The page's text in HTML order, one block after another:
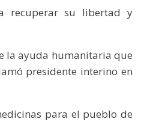
recuperar su libertad y
la ayuda humanitaria que
presidente interino en
para el pueblo de